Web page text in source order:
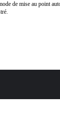
de mise au point